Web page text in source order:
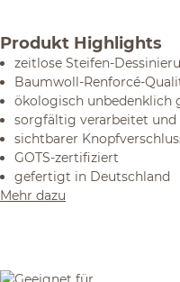
Produkt Highlights
zeitlose Steifen-
Baumwoll-Renforcé-
ökologisch unbedenklich
sorgfältig verarbeitet und
sichtbarer
GOTS-zertifiziert
gefertigt in Deutschland
Mehr dazu